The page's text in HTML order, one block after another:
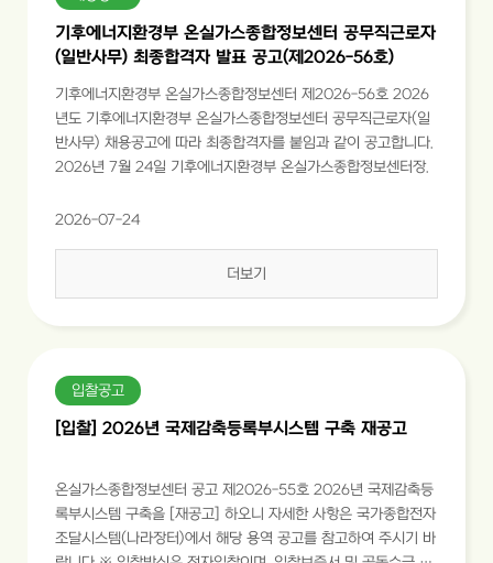
기후에너지환경부 온실가스종합정보센터 공무직근로자
(일반사무) 최종합격자 발표 공고(제2026-56호)
기후에너지환경부 온실가스종합정보센터 제2026-56호 2026
년도 기후에너지환경부 온실가스종합정보센터 공무직근로자(일
반사무) 채용공고에 따라 최종합격자를 붙임과 같이 공고합니다.
2026년 7월 24일 기후에너지환경부 온실가스종합정보센터장.
2026-07-24
더보기
입찰공고
[입찰] 2026년 국제감축등록부시스템 구축 재공고
온실가스종합정보센터 공고 제2026-55호 2026년 국제감축등
록부시스템 구축을 [재공고] 하오니 자세한 사항은 국가종합전자
조달시스템(나라장터)에서 해당 용역 공고를 참고하여 주시기 바